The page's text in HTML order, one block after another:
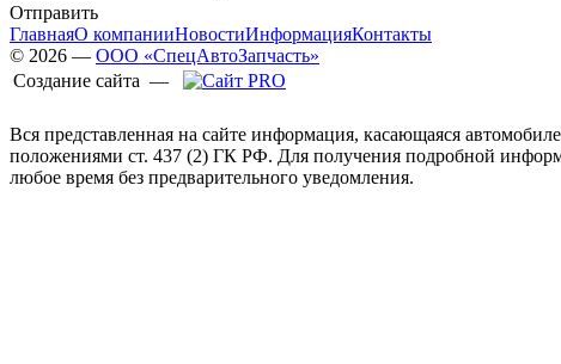
Отправить
ГлавнаяО компанииНовостиИнформацияКонтакты
© 2026 — ООО «СпецАвтоЗапчасть»
Создание сайта —
Вся представленная на сайте информация, касающаяся
положениями ст. 437 (2) ГК РФ. Для получения подробной
любое время без предварительного уведомления.